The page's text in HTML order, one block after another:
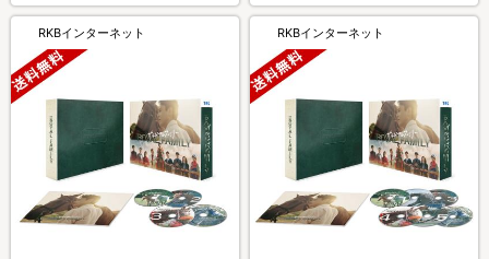
RKBインターネット RKBインターネット